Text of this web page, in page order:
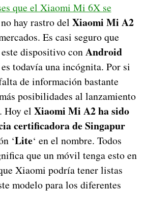
que el Xiaomi Mi 6X se
hay rastro del Xiaomi Mi A2
Es casi seguro que
dispositivo conAndroid
todavía una incógnita. Por si
de información bastante
posibilidades al lanzamiento
Hoy el Xiaomi Mi A2 ha sido
certificadora de Singapur
‘Lite‘ en el nombre. Todos
que un móvil tenga esto en
Xiaomi podría tener listas
modelo para los diferentes